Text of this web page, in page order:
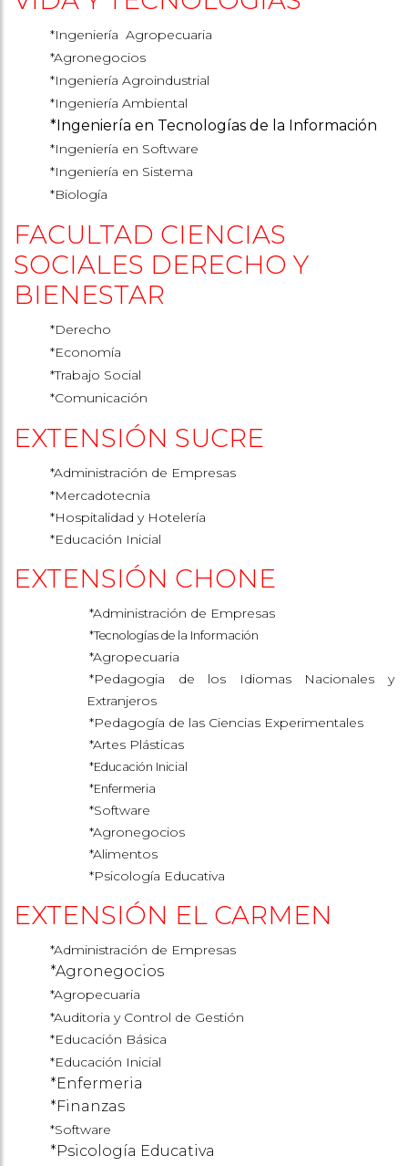
*Ingeniería Agropecuaria
*Agronegocios
*Ingeniería Agroindustrial
*Ingeniería Ambiental
*Ingeniería en Tecnologías de la Información
*Ingeniería en Software
*Ingeniería en Sistema
*Biología
FACULTAD CIENCIAS
SOCIALES DERECHO Y
BIENESTAR
*Derecho
*Economía
*Trabajo Social
*Comunicación
EXTENSIÓN SUCRE
*Administración de Empresas
*Mercadotecnia
*Hospitalidad y Hotelería
*Educación Inicial
EXTENSIÓN CHONE
*Administración de Empresas
*Tecnologías de la Información
*Agropecuaria
*Pedagogia de los Idiomas Nacionales y
Extranjeros
*Pedagogía de las Ciencias Experimentales
*Artes Plásticas
*Educación Inicial
*Enfermeria
*Software
*Agronegocios
*Alimentos
*Psicología Educativa
EXTENSIÓN EL CARMEN
*Administración de Empresas
*Agronegocios
*Agropecuaria
*Auditoria y Control de Gestión
*Educación Básica
*Educación Inicial
*Enfermeria
*Finanzas
*Software
*Psicología Educativa